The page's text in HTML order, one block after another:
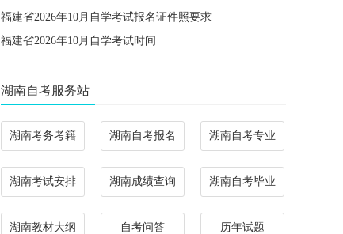
福建省2026年10月自学考试报名证件照要求
福建省2026年10月自学考试时间
湖南自考服务站
湖南考务考籍 湖南自考报名 湖南自考专业
湖南考试安排 湖南成绩查询 湖南自考毕业
湖南教材大纲 自考问答 历年试题